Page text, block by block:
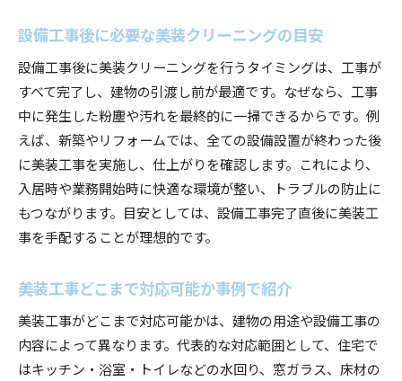
設備工事後に必要な美装クリーニングの目安
設備工事後に美装クリーニングを行うタイミングは、工事が
すべて完了し、建物の引渡し前が最適です。なぜなら、工事
中に発生した粉塵や汚れを最終的に一掃できるからです。例
えば、新築やリフォームでは、全ての設備設置が終わった後
に美装工事を実施し、仕上がりを確認します。これにより、
入居時や業務開始時に快適な環境が整い、トラブルの防止に
もつながります。目安としては、設備工事完了直後に美装工
事を手配することが理想的です。
美装工事どこまで対応可能か事例で紹介
美装工事がどこまで対応可能かは、建物の用途や設備工事の
内容によって異なります。代表的な対応範囲として、住宅で
はキッチン・浴室・トイレなどの水回り、窓ガラス、床材の